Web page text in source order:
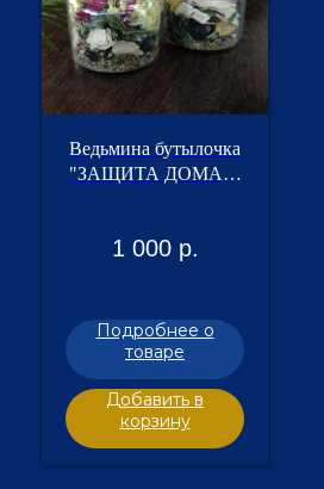
Ведьмина бутылочка
"ЗАЩИТА ДОМА И
1 000 р.
Подробнее о
товаре
Добавить в
корзину